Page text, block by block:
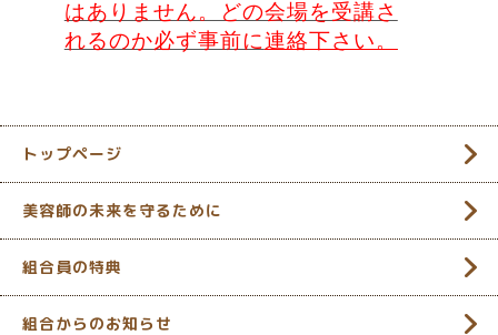
はありません。どの会場を受講さ
れるのか必ず事前に連絡下さい。
トップページ
美容師の未来を守るために
組合員の特典
組合からのお知らせ